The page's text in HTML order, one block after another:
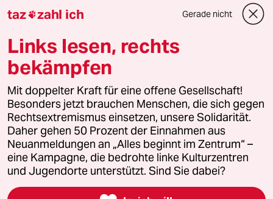
Downloads für Abonnierende
© 2026 taz Verlags und Vertriebs GmbH
Alle Rechte vorbehalten. Bei rechtlichen Fragen oder für Genehmigungen
wenden Sie sich bitte an
lizenzen@taz.de
Feedback Redaktionsstatut Kommune-Richtlinien
Leitlinie Informant Datenschutz Impressum AGB
Seitenwende Einwilligungen widerrufen (Ads)
taz zahl ich Gerade nicht
Links lesen, rechts
bekämpfen
Mit doppelter Kraft für eine offene Gesellschaft!
Besonders jetzt brauchen Menschen, die sich gegen
Rechtsextremismus einsetzen, unsere Solidarität.
Daher gehen 50 Prozent der Einnahmen aus
Neuanmeldungen an „Alles beginnt im Zentrum“ –
eine Kampagne, die bedrohte linke Kulturzentren
und Jugendorte unterstützt. Sind Sie dabei?